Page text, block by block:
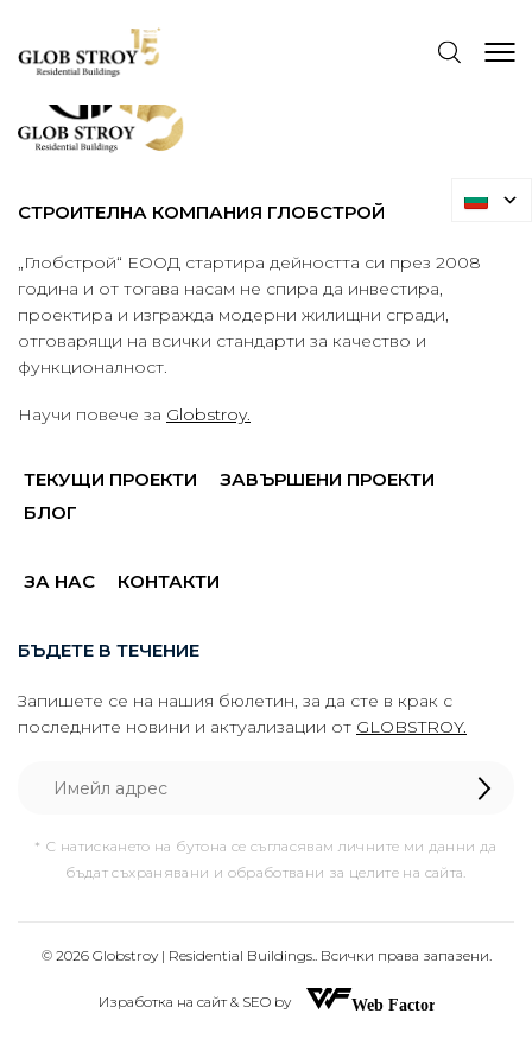
СТРОИТЕЛНА КОМПАНИЯ ГЛОБСТРОЙ
„Глобстрой“ ЕООД стартира дейността си през 2008
година и от тогава насам не спира да инвестира,
проектира и изгражда модерни жилищни сгради,
отговарящи на всички стандарти за качество и
функционалност.
Научи повече за Globstroy.
ТЕКУЩИ ПРОЕКТИ
ЗАВЪРШЕНИ ПРОЕКТИ
БЛОГ
ЗА НАС КОНТАКТИ
БЪДЕТЕ В ТЕЧЕНИЕ
Запишете се на нашия бюлетин, за да сте в крак с
последните новини и актуализации от GLOBSTROY.
* С натискането на бутона се съгласявам личните ми данни да
бъдат съхранявани и обработвани за целите на сайта.
© 2026 Globstroy | Residential Buildings.. Всички права запазени.
Изработка на сайт & SEO by